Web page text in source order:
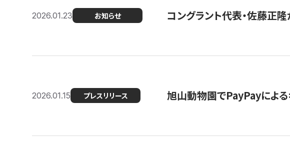
2026.01.23 お知らせ コングラント代表・佐藤正隆
2026.01.15 プレスリリース 旭山動物園でPayPayによ